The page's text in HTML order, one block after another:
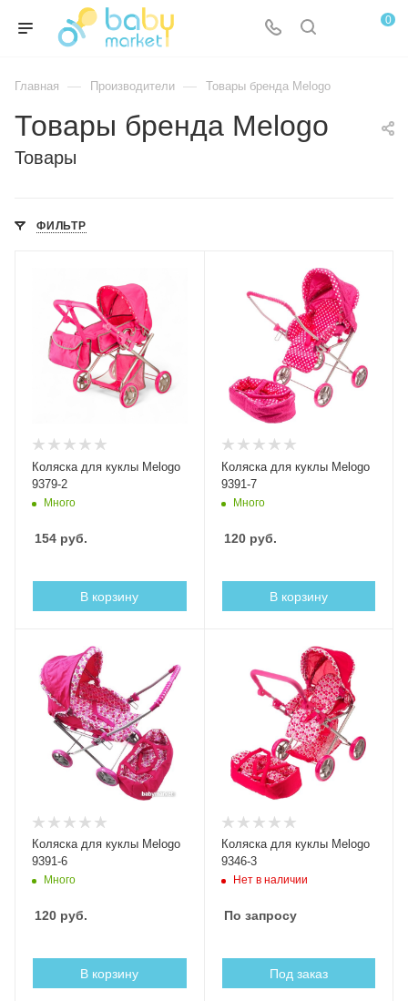
0
Главная — Производители — Товары бренда Melogo
Товары бренда Melogo
Товары
ФИЛЬТР
Коляска для куклы Melogo
9379-2
Много
154 руб.
В корзину
Коляска для куклы Melogo
9391-7
Много
120руб.
В корзину
Коляска для куклы Melogo
9391-6
Много
120 руб.
В корзину
Коляска для куклы Melogo
9346-3
Нет в наличии
По запросу
Под заказ